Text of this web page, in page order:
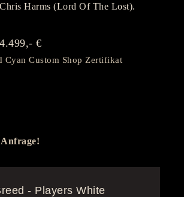
Harms (Lord Of The Lost).
€
Custom Shop Zertifikat
- Players White​